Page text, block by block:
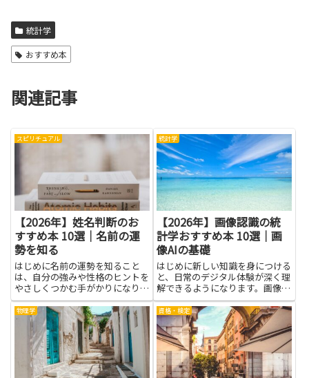
統計学
おすすめ本
関連記事
スピリチュアル
【2026年】姓名判断のお
すすめ本 10選｜名前の運
勢を知る
はじめに名前の運勢を知ること
は、自分の強みや性格のヒントを
やさしくつかむ手がかりになりま
す。姓名判断は難しい理屈より
も、日常の暮らしに役立つ考え方
を教えてくれることが多いです。
分かりやすい本なら、漢字の意味
や音の響きが、友だちや家族との
会話...
統計学
【2026年】画像認識の統
計学おすすめ本 10選｜画
像AIの基礎
はじめに新しい知識を身につける
と、日常のデジタル体験が深く理
解できるようになります。画像認
識の統計学を学ぶと、写真や映像
の分析でデータの意味を読み解く
力が育ち、現場の判断が安定しま
す。数式や指標の背景を知ると、
機械がどのように判断を下すか
の...
物理学 資格・検定